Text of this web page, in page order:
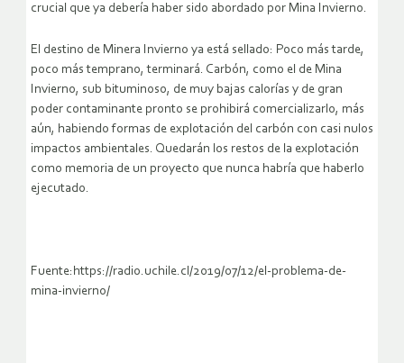
crucial que ya debería haber sido abordado por Mina Invierno.
El destino de Minera Invierno ya está sellado: Poco más tarde,
poco más temprano, terminará. Carbón, como el de Mina
Invierno, sub bituminoso, de muy bajas calorías y de gran
poder contaminante pronto se prohibirá comercializarlo, más
aún, habiendo formas de explotación del carbón con casi nulos
impactos ambientales. Quedarán los restos de la explotación
como memoria de un proyecto que nunca habría que haberlo
ejecutado.
Fuente:https://radio.uchile.cl/2019/07/12/el-problema-de-
mina-invierno/